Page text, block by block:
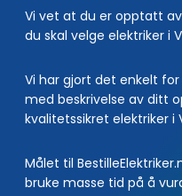
Vi vet at du er opptatt av
du skal velge elektriker i
Vi har gjort det enkelt
med beskrivelse av ditt
kvalitetssikret elektriker i
Målet til
bruke masse tid på å